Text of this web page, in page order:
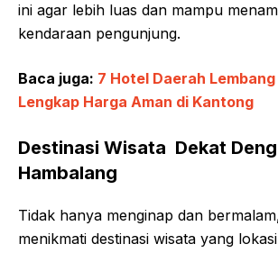
ini agar lebih luas dan mampu
kendaraan pengunjung.
Baca juga: 7 Hotel Daerah
Lengkap Harga Aman di Kantong
Destinasi Wisata Dekat
Hambalang
Tidak hanya menginap dan
menikmati destinasi wisata yang